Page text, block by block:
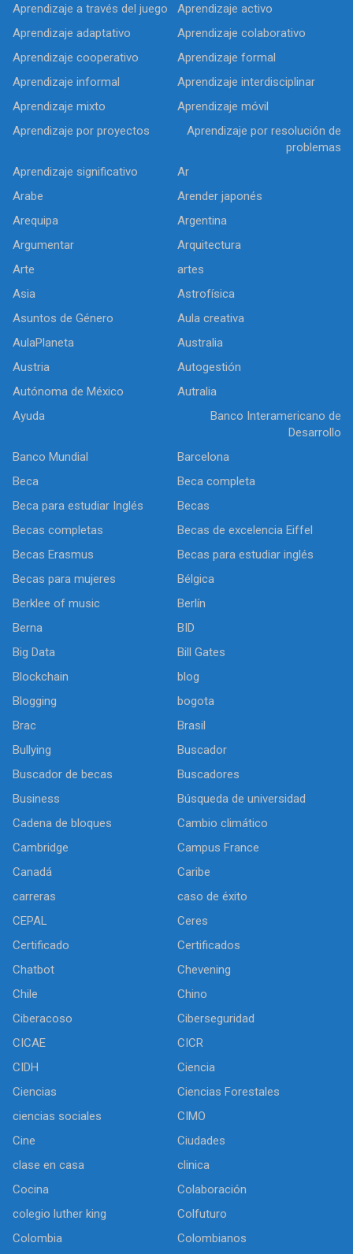
Aprendizaje a través del juego
Aprendizaje activo
Aprendizaje adaptativo
Aprendizaje colaborativo
Aprendizaje cooperativo
Aprendizaje formal
Aprendizaje informal
Aprendizaje interdisciplinar
Aprendizaje mixto
Aprendizaje móvil
Aprendizaje por proyectos
Aprendizaje por resolución de
problemas
Aprendizaje significativo
Ar
Arabe
Arender japonés
Arequipa
Argentina
Argumentar
Arquitectura
Arte
artes
Asia
Astrofísica
Asuntos de Género
Aula creativa
AulaPlaneta
Australia
Austria
Autogestión
Autónoma de México
Autralia
Ayuda
Banco Interamericano de
Desarrollo
Banco Mundial
Barcelona
Beca
Beca completa
Beca para estudiar Inglés
Becas
Becas completas
Becas de excelencia Eiffel
Becas Erasmus
Becas para estudiar inglés
Becas para mujeres
Bélgica
Berklee of music
Berlín
Berna
BID
Big Data
Bill Gates
Blockchain
blog
Blogging
bogota
Brac
Brasil
Bullying
Buscador
Buscador de becas
Buscadores
Business
Búsqueda de universidad
Cadena de bloques
Cambio climático
Cambridge
Campus France
Canadá
Caribe
carreras
caso de éxito
CEPAL
Ceres
Certificado
Certificados
Chatbot
Chevening
Chile
Chino
Ciberacoso
Ciberseguridad
CICAE
CICR
CIDH
Ciencia
Ciencias
Ciencias Forestales
ciencias sociales
CIMO
Cine
Ciudades
clase en casa
clinica
Cocina
Colaboración
colegio luther king
Colfuturo
Colombia
Colombianos